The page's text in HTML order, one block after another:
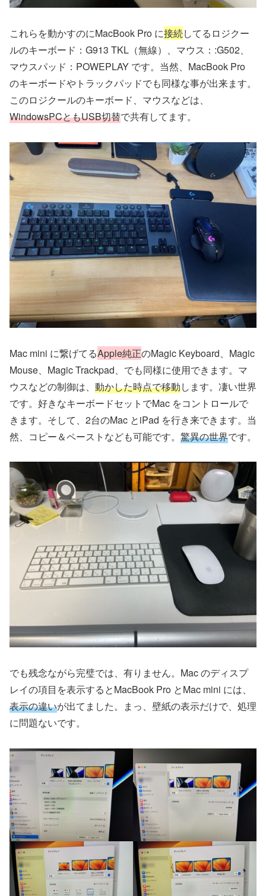
これらを動かすのにMacBook Pro に接続してるロジクー
ルのキーボード：G913 TKL（無線）、マウス：:G502、
マウスパッド：POWEPLAY です。当然、MacBook Pro
のキーボードやトラックパッドでも同様な事が出来ます。
このロジクールのキーボード、マウスなどは、
WindowsPCともUSB切替で共有してます。
Mac mini に繋げてるApple純正のMagic Keyboard、Magic
Mouse、Magic Trackpad、でも同様に使用できます。マ
ウスなどの制御は、 動かした時点で移動します。凄い世界
です。好きなキーボードセットでMac をコントロールで
きます。そして、2台のMac とiPad を行き来できます。当
然、コピー＆ペーストなども可能です。 驚異の世界です。
でも残念ながら完璧では、有りません。Mac のディスプ
レイの項目を表示するとMacBook Pro とMac mini には、
表示の違いが出てました。まっ、壁紙の表示だけで、処理
に問題ないです。